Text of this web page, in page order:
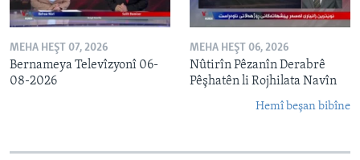
MEHA HEŞT 07, 2026
Bernameya Televîzyonî 06-
08-2026
MEHA HEŞT 06, 2026
Nûtirîn Pêzanîn Derabrê
Pêşhatên li Rojhilata Navîn
Hemî beşan bibîne